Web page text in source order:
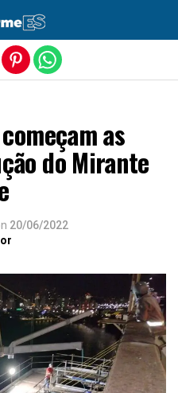
as
do Mirante
20/06/2022
mobile